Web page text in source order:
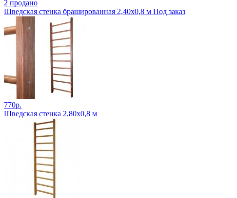
2 продано
Шведская стенка брашированная 2,40х0,8 м Под заказ
770р.
Шведская стенка 2,80х0,8 м